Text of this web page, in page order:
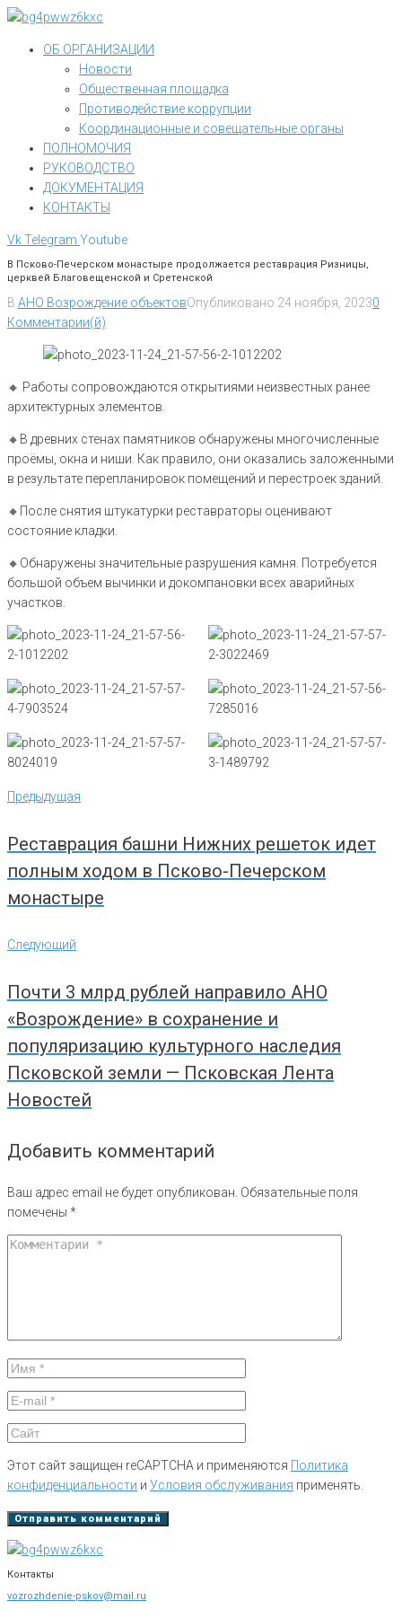
Перейти
контентуОБ ОРГАНИЗАЦИИ
Новости
Общественная площадка
Противодействие коррупции
Координационные и совещательные органы
ПОЛНОМОЧИЯ
РУКОВОДСТВО
ДОКУМЕНТАЦИЯ
КОНТАКТЫ
VkTelegram Youtube
В Псково-Печерском монастыре продолжается реставрация Ризницы,
церквей Благовещенской и Сретенской
В АНО Возрождение объектовОпубликовано 24 ноября, 20230
Комментарии(й)
🔸️ Работы сопровождаются открытиями неизвестных ранее
архитектурных элементов.
🔸️В древних стенах памятников обнаружены многочисленные
проёмы, окна и ниши. Как правило, они оказались заложенными
в результате перепланировок помещений и перестроек зданий.
🔸️После снятия штукатурки реставраторы оценивают
состояние кладки.
🔸️Обнаружены значительные разрушения камня. Потребуется
большой объем вычинки и докомпановки всех аварийных
участков.
Навигация
по
Предыдущая
Предыдущая
Реставрация башни Нижних решеток идет
полным ходом в Псково-Печерском
монастыре
Следующий
Следующий
Почти 3 млрд рублей направило АНО
«Возрождение» в сохранение и
популяризацию культурного наследия
Псковской земли — Псковская Лента
Новостей
Добавить комментарий
Ваш адрес email не будет опубликован. Обязательные поля
помечены *
Этот сайт защищен reCAPTCHA и применяются Политика
конфиденциальности и Условия обслуживания применять.
Контакты
vozrozhdenie-pskov@mail.ru